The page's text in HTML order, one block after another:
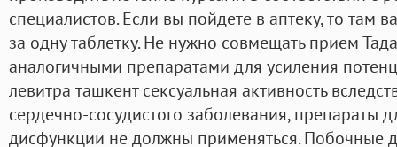
специалистов. Если вы пойдете в аптеку, то там
за одну таблетку. Не нужно совмещать прием
аналогичными препаратами для усиления
левитра ташкент сексуальная активность
сердечно-сосудистого заболевания, препараты
дисфункции не должны применяться. Побочные